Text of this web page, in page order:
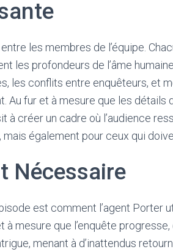
les membres de l’équipe.
les profondeurs de l’âme
les conflits entre enquêteurs, et
Au fur et à mesure que les détails
à créer un cadre où l’audience
également pour ceux qui
Nécessaire
est comment l’agent Porter
mesure que l’enquête progresse,
menant à d’inattendus